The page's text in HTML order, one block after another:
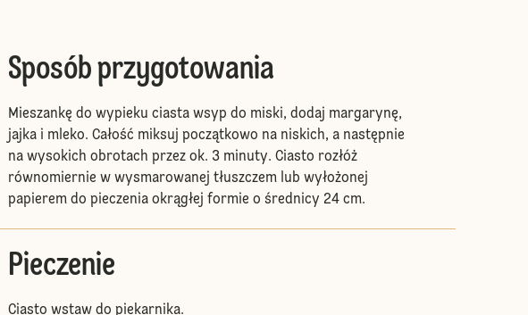
Sposób przygotowania
Mieszankę do wypieku ciasta wsyp do miski, dodaj margarynę,
jajka i mleko. Całość miksuj początkowo na niskich, a następnie
na wysokich obrotach przez ok. 3 minuty. Ciasto rozłóż
równomiernie w wysmarowanej tłuszczem lub wyłożonej
papierem do pieczenia okrągłej formie o średnicy 24 cm.
Pieczenie
Ciasto wstaw do piekarnika.